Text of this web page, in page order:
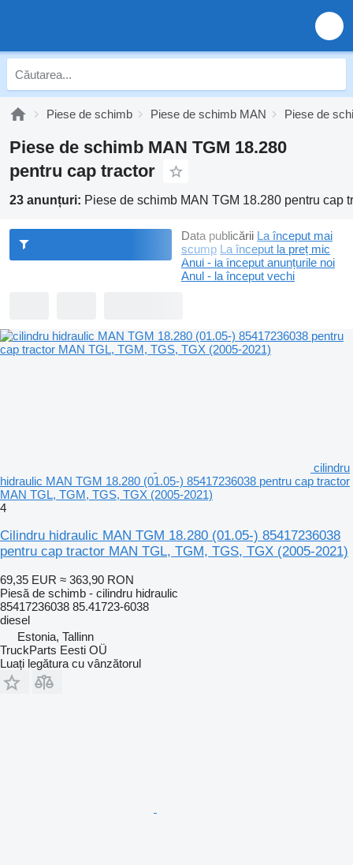
Piese de schimb Piese de schimb MAN Piese de
Piese de schimb MAN TGM 18.280
pentru cap tractor
23 anunțuri: Piese de schimb MAN TGM 18.280 pentru cap
Data publicării La început mai
scump La început la preț mic
Anul - la început anunțurile noi
Anul - la început vechi
cilindru
hidraulic MAN TGM 18.280 (01.05-) 85417236038 pentru cap tractor
MAN TGL, TGM, TGS, TGX (2005-2021)
4
Cilindru hidraulic MAN TGM 18.280 (01.05-) 85417236038
pentru cap tractor MAN TGL, TGM, TGS, TGX (2005-2021)
69,35 EUR ≈ 363,90 RON
Piesă de schimb - cilindru hidraulic
85417236038 85.41723-6038
diesel
Estonia, Tallinn
TruckParts Eesti OÜ
Luați legătura cu vânzătorul